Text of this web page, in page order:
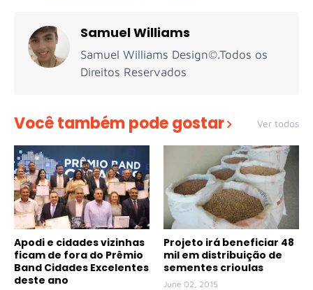
Samuel Williams
Samuel Williams Design©.Todos os
Direitos Reservados
Você também pode gostar Ver todos
Apodi e cidades vizinhas
ficam de fora do Prêmio
Band Cidades Excelentes
deste ano
Projeto irá beneficiar 48
mil em distribuição de
sementes crioulas
June 02, 2015